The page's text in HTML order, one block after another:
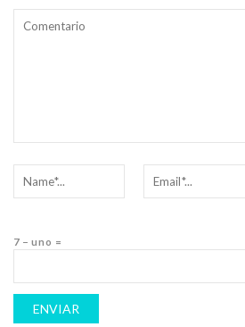
7 − uno =